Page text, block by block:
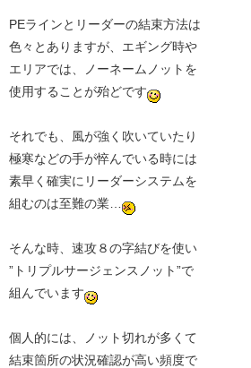
PEラインとリーダーの結束方法は
色々とありますが、エギング時や
エリアでは、ノーネームノットを
使用することが殆どです
それでも、風が強く吹いていたり
極寒などの手が悴んでいる時には
素早く確実にリーダーシステムを
組むのは至難の業…
そんな時、速攻８の字結びを使い
”トリプルサージェンスノット”で
組んでいます
個人的には、ノット切れが多くて
結束箇所の状況確認が高い頻度で